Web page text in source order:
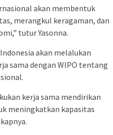
akan membentuk
merangkul keragaman, dan
tutur Yasonna.
akan melalukan
sama dengan WIPO tentang
kerja sama mendirikan
meningkatkan kapasitas